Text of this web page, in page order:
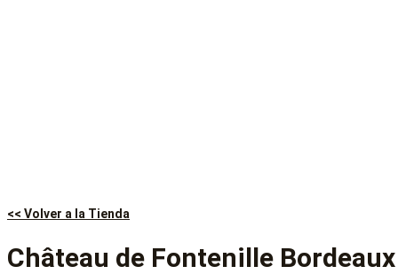
<< Volver a la Tienda
Château de Fontenille Bordeaux